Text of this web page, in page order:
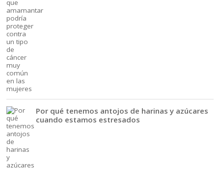
Por qué tenemos antojos de harinas y azúcares
cuando estamos estresados